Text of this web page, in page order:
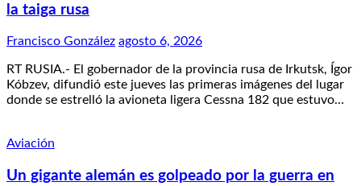
la taiga rusa
Francisco González agosto 6, 2026
RT RUSIA.- El gobernador de la provincia rusa de Irkutsk, Ígor
Kóbzev, difundió este jueves las primeras imágenes del lugar
donde se estrelló la avioneta ligera Cessna 182 que estuvo…
Aviación
Un gigante alemán es golpeado por la guerra en